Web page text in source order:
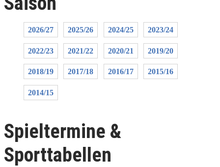
2026/27 2025/26 2024/25 2023/24
2022/23 2021/22 2020/21 2019/20
2018/19 2017/18 2016/17 2015/16
2014/15
Spieltermine &
Sporttabellen